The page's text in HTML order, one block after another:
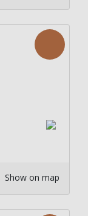
Show on map